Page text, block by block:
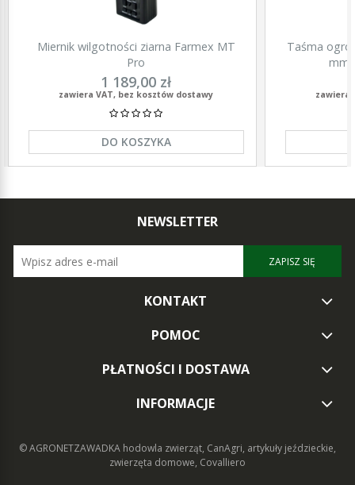
Miernik wilgotności ziarna Farmex MT
Pro
1 189,00 zł
zawiera VAT, bez kosztów dostawy
DO KOSZYKA
Taśma
mm,
zawiera
NEWSLETTER
ZAPISZ SIĘ
KONTAKT
POMOC
PŁATNOŚCI I DOSTAWA
INFORMACJE
© AGRONETZAWADKA hodowla zwierząt, CanAgri, artykuły jeździeckie,
zwierzęta domowe, Covalliero